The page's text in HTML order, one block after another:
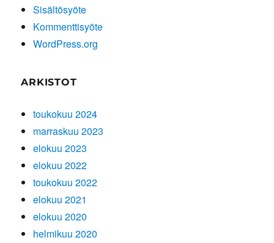
Sisältösyöte
Kommenttisyöte
WordPress.org
ARKISTOT
toukokuu 2024
marraskuu 2023
elokuu 2023
elokuu 2022
toukokuu 2022
elokuu 2021
elokuu 2020
helmikuu 2020